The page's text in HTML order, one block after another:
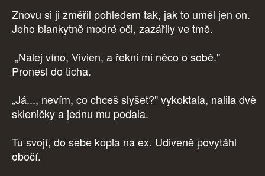
Znovu si ji změřil pohledem tak, jak to uměl jen on.
Jeho blankytně modré oči, zazářily ve tmě.
„Nalej víno, Vivien, a řekni mi něco o sobě."
Pronesl do ticha.
„Já..., nevím, co chceš slyšet?" vykoktala, nalila dvě
skleničky a jednu mu podala.
Tu svojí, do sebe kopla na ex. Udiveně povytáhl
obočí.